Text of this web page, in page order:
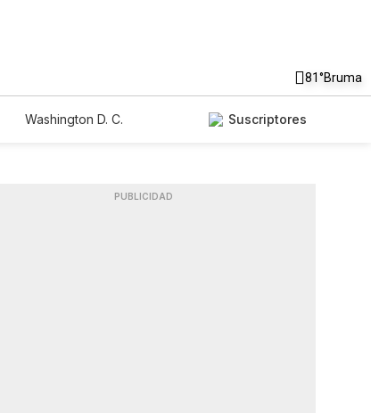
81°Bruma
Washington D. C.
Suscriptores
PUBLICIDAD